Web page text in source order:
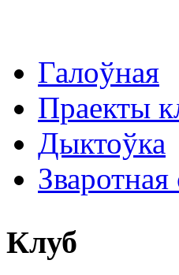
Галоўная
Праекты
Дыктоўка
Зваротная
Клуб